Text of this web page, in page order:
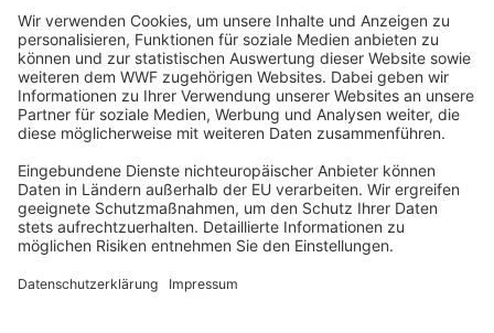
Ihre Spende kann steuerlich geltend gemacht werden
Registriert als Stiftung WWF Deutschland, Senatsverwaltung für
Justiz Berlin, Az: 3416/976/2
Umsatzsteuer-Identifikationsnummer: DE 114236103
Freistellungsbescheid: Als gemeinnützige Körperschaft befreit
von der Körperschaftssteuer gem. §5 I 9 KStg. unter der
Steuernummer 27/641/09321